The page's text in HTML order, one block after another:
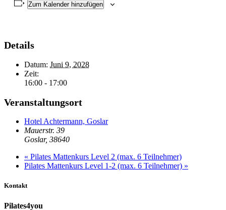
Zum Kalender hinzufügen
Details
Datum: Juni 9, 2028
Zeit:
16:00 - 17:00
Veranstaltungsort
Hotel Achtermann, Goslar
Mauerstr. 39
Goslar, 38640
« Pilates Mattenkurs Level 2 (max. 6 Teilnehmer)
Pilates Mattenkurs Level 1-2 (max. 6 Teilnehmer) »
Kontakt
Pilates4you